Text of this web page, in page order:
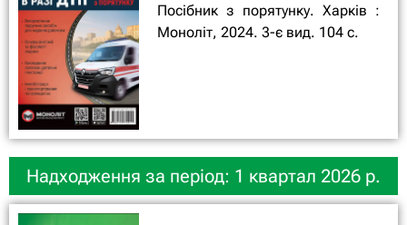
Посібник з порятунку. Харків :
Моноліт, 2024. 3-є вид. 104 с.
Надходження за період: 1 квартал 2026 р.